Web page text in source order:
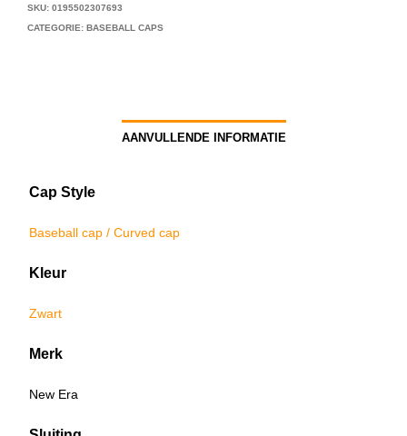
SKU: 0195502307693
CATEGORIE: BASEBALL CAPS
AANVULLENDE INFORMATIE
Cap Style
Baseball cap / Curved cap
Kleur
Zwart
Merk
New Era